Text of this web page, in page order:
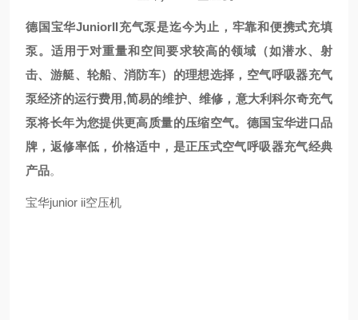
德国宝华JuniorII充气泵是迄今为止，牢靠和便携式充填
泵。适用于对重量和空间要求较高的领域（如潜水、射
击、游艇、轮船、消防车）的理想选择，空气呼吸器充气
泵经济的运行费用,简易的维护、维修，意大利科尔奇充气
泵将长年为您提供更高质量的压缩空气。德国宝华进口品
牌，返修率低，价格适中，是正压式空气呼吸器充气经典
产品。
宝华junior ii空压机